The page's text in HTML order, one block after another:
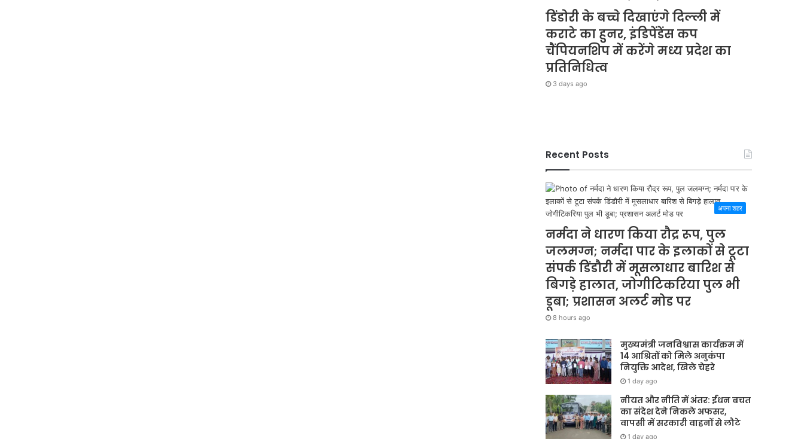
डिंडोरी के बच्चे दिखाएंगे दिल्ली में
कराटे का हुनर, इंडिपेंडेंस कप
चैंपियनशिप में करेंगे मध्य प्रदेश का
प्रतिनिधित्व
3 days ago
Recent Posts
अपना शहर
नर्मदा ने धारण किया रौद्र रूप, पुल
जलमग्न; नर्मदा पार के इलाकों से टूटा
संपर्क डिंडौरी में मूसलाधार बारिश से
बिगड़े हालात, जोगीटिकरिया पुल भी
डूबा; प्रशासन अलर्ट मोड पर
8 hours ago
मुख्यमंत्री जनविश्वास कार्यक्रम में
14 आश्रितों को मिले अनुकंपा
नियुक्ति आदेश, खिले चेहरे
1 day ago
नीयत और नीति में अंतर: ईंधन बचत
का संदेश देने निकले अफसर,
वापसी में सरकारी वाहनों से लौटे
1 day ago